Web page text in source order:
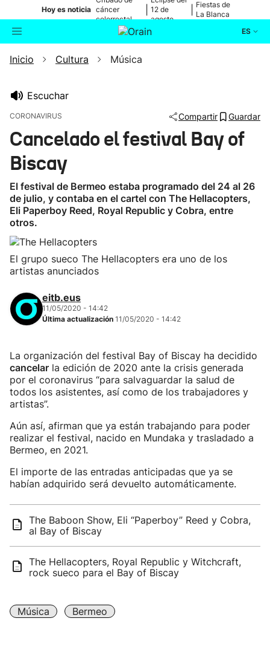
Hoy es noticia cáncer
colorrectal
12 de
agosto
Fiestas de
La Blanca
ES
Buscador Actualidad
Eguraldia
Inicio Cultura Música
Escuchar
CORONAVIRUS Compartir Guardar
Cancelado el festival Bay of
Biscay
El festival de Bermeo estaba programado del 24 al 26
de julio, y contaba en el cartel con The Hellacopters,
Eli Paperboy Reed, Royal Republic y Cobra, entre
otros.
El grupo sueco The Hellacopters era uno de los
artistas anunciados
eitb.eus
11/05/2020 - 14:42
Última actualización 11/05/2020 - 14:42
La organización del festival Bay of Biscay ha decidido
cancelar la edición de 2020 ante la crisis generada
por el coronavirus “para salvaguardar la salud de
todos los asistentes, así como de los trabajadores y
artistas”.
Aún así, afirman que ya están trabajando para poder
realizar el festival, nacido en Mundaka y trasladado a
Bermeo, en 2021.
El importe de las entradas anticipadas que ya se
habían adquirido será devuelto automáticamente.
The Baboon Show, Eli “Paperboy” Reed y Cobra,
al Bay of Biscay
The Hellacopters, Royal Republic y Witchcraft,
rock sueco para el Bay of Biscay
Música Bermeo